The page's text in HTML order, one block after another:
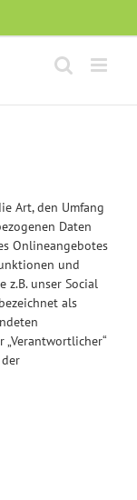
Art, den Umfang
Daten
Onlineangebotes
und
z.B. unser Social
als
„Verantwortlicher“